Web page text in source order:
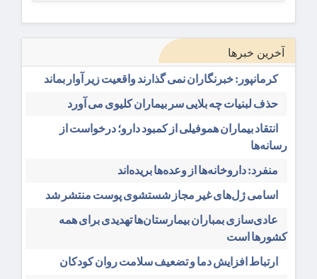
آخرین خبرها
کرمانپور: خبرنگاران نمی گذارند واقعیت زیر آوار بماند
حذف لبنیات چه بلایی سر بیماران کلیوی می آورد
انتقاد بیماران هموفیلی از کمبود دارو؛ درخواست از
رسانه‌ها
منفرد: داروخانه‌ها از وعده‌ها بریده‌اند
اسامی ژل‌های غیر مجاز شستشوی پوست منتشر شد
عادی‌سازی بمباران بیمارستان‌ها تهدیدی برای همه
کشورها است
ارتباط افزایش دما و تضعیف سلامت روان کودکان